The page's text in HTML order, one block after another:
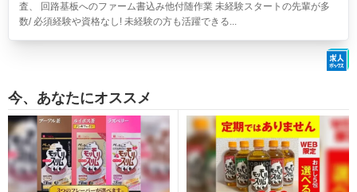
査、 回路基板へのファーム書込み他付随作業 未経験スタートの先輩が多
数/ 必須経験や資格なし! 未経験の方も活躍できる...
今、あなたにオススメ